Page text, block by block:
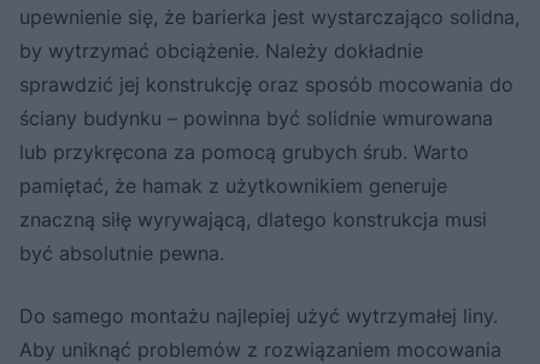
upewnienie się, że barierka jest wystarczająco solidna,
by wytrzymać obciążenie. Należy dokładnie
sprawdzić jej konstrukcję oraz sposób mocowania do
ściany budynku – powinna być solidnie wmurowana
lub przykręcona za pomocą grubych śrub. Warto
pamiętać, że hamak z użytkownikiem generuje
znaczną siłę wyrywającą, dlatego konstrukcja musi
być absolutnie pewna.
Do samego montażu najlepiej użyć wytrzymałej liny.
Aby uniknąć problemów z rozwiązaniem mocowania